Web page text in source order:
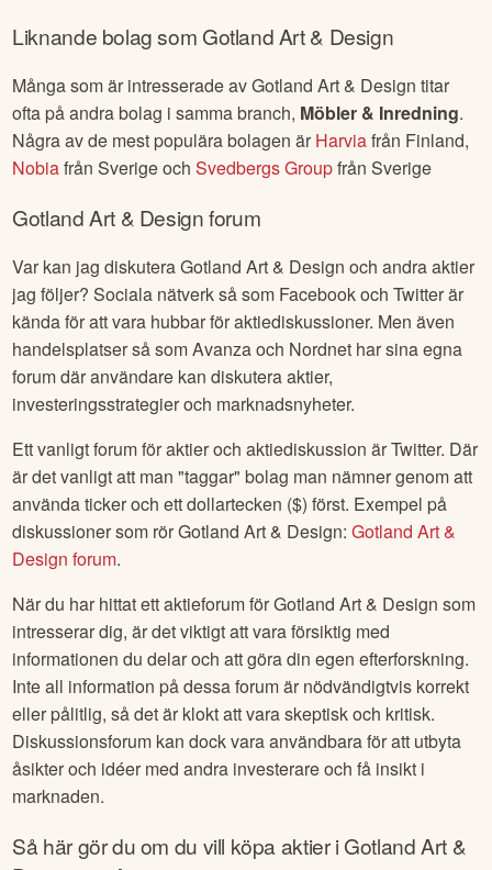
Liknande bolag som Gotland Art & Design
Många som är intresserade avGotland Art & Design titar
ofta på andra bolag i samma branch, Möbler & Inredning.
Några av de mest populära bolagen är Harviafrån Finland,
NobiafrånSverigeochSvedbergs GroupfrånSverige
Gotland Art & Designforum
Var kan jag diskuteraGotland Art & Design och andra aktier
jag följer? Sociala nätverk så som Facebook och Twitter är
kända för att vara hubbar för aktiediskussioner. Men även
handelsplatser så som Avanza och Nordnet har sina egna
forum där användare kan diskutera aktier,
investeringsstrategier och marknadsnyheter.
Ett vanligt forum för aktier och aktiediskussion är Twitter. Där
är det vanligt att man "taggar" bolag man nämner genom att
använda ticker och ett dollartecken ($) först. Exempel på
diskussioner som rörGotland Art & Design:Gotland Art &
Design forum.
När du har hittat ett aktieforum förGotland Art & Design som
intresserar dig, är det viktigt att vara försiktig med
informationen du delar och att göra din egen efterforskning.
Inte all information på dessa forum är nödvändigtvis korrekt
eller pålitlig, så det är klokt att vara skeptisk och kritisk.
Diskussionsforum kan dock vara användbara för att utbyta
åsikter och idéer med andra investerare och få insikt i
marknaden.
Så här gör du om du vill köpa aktier iGotland Art &